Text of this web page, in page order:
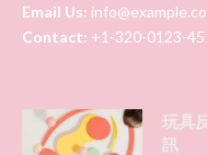
Email Us:
Contact: +1-320-0123-
玩具
訊